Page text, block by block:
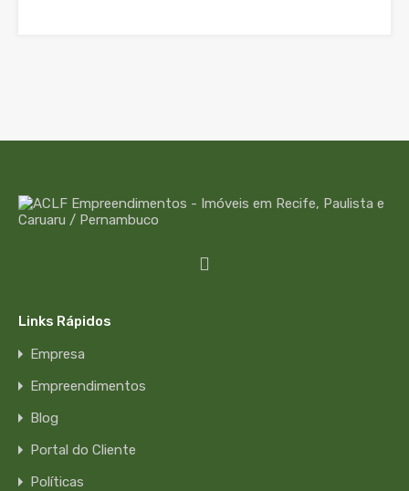
Links Rápidos
Empresa
Empreendimentos
Blog
Portal do Cliente
Políticas